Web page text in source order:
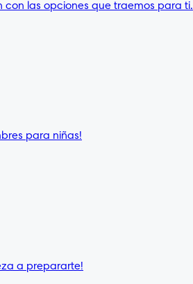
las opciones que traemos para ti.
para niñas!
a prepararte!